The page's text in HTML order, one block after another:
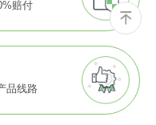
赔付
品线路